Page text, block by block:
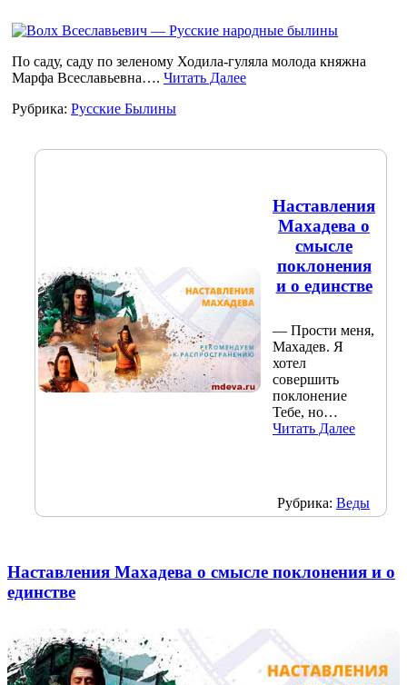
По саду, саду по зеленому Ходила-гуляла молода княжна
Марфа Всеславьевна…. Читать Далее
Рубрика: Русские Былины
Наставления
Махадева о
смысле
поклонения
и о единстве
— Прости меня,
Махадев. Я
хотел
совершить
поклонение
Тебе, но…
Читать Далее
Рубрика: Веды
Наставления Махадева о смысле поклонения и о
единстве